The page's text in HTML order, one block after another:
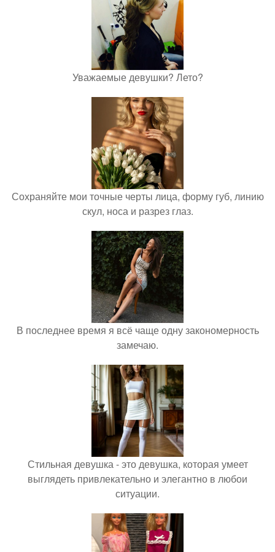
Уважаемые девушки? Лето?
Сохраняйте мои точные черты лица, форму губ, линию
скул, носа и разрез глаз.
В последнее время я всё чаще одну закономерность
замечаю.
Стильная девушка - это девушка, которая умеет
выглядеть привлекательно и элегантно в любои
ситуации.